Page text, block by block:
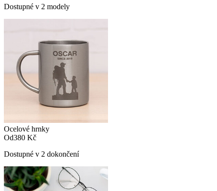
Dostupné v 2 modely
Ocelové hrnky
Od380 Kč
Dostupné v 2 dokončení